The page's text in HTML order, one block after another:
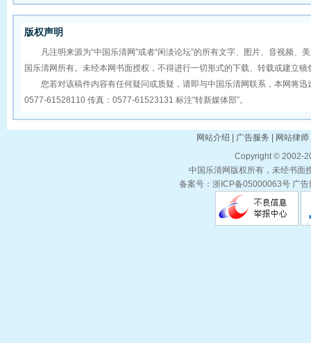
版权声明
凡注明来源为“中国乐清网”或者“闲淡论坛”的所有文字、图片、音视频、
国乐清网所有。未经本网书面授权，不得进行一切形式的下载、转载或建立镜
您若对该稿件内容有任何疑问或质疑，请即与中国乐清网联系，本网将迅
0577-61528110 传真：0577-61523131 标注“转新媒体部”。
网站介绍 | 广告服务 | 网站律
Copyright © 2002-
中国乐清网版权所有，未经书面
备案号：浙ICP备05000063号 广